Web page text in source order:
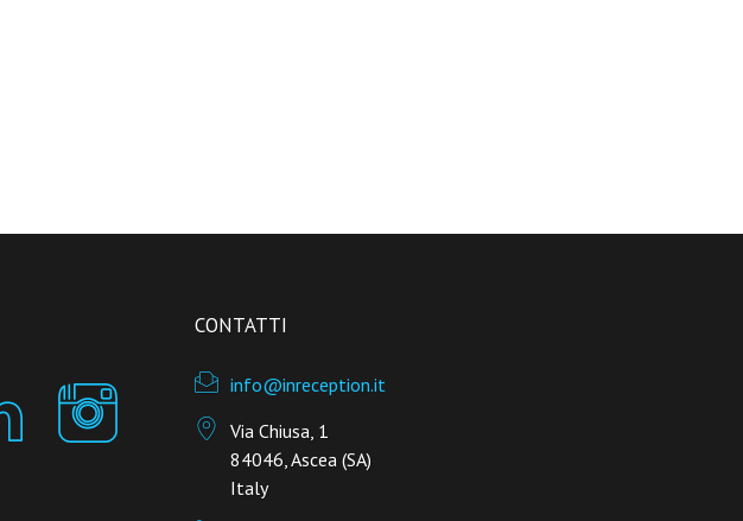
CONTATTI
info@inreception.it
Via Chiusa, 1
84046, Ascea (SA)
Italy